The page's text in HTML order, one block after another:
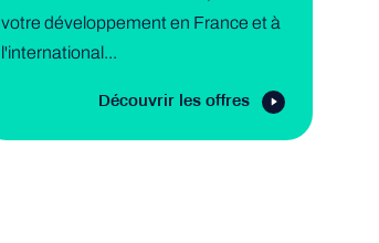
Découvrir les offres
votre développement en France et à
l'international...